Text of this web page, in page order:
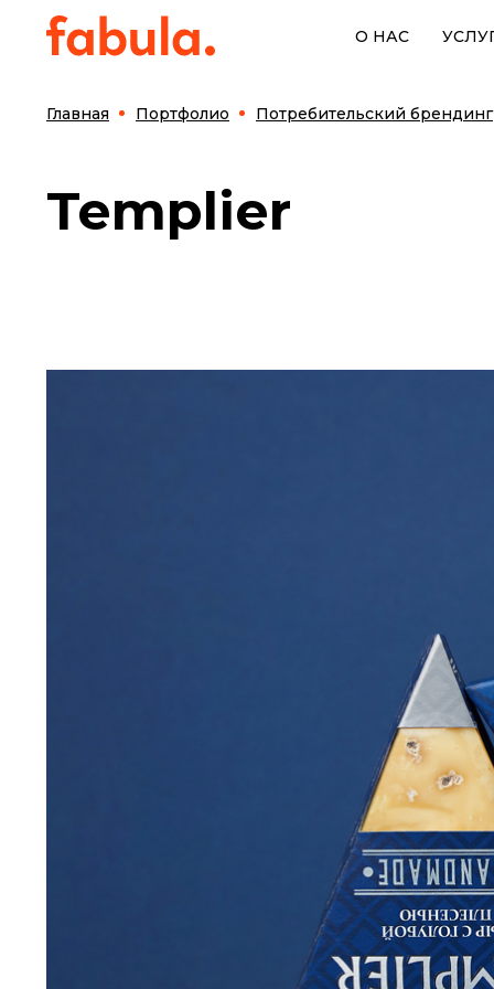
О НАС
Главная Портфолио Потребительский брендинг
Templier